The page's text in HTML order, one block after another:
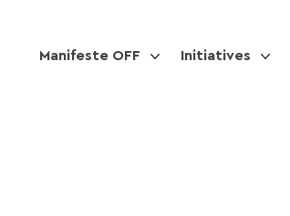
Manifeste OFF Initiatives